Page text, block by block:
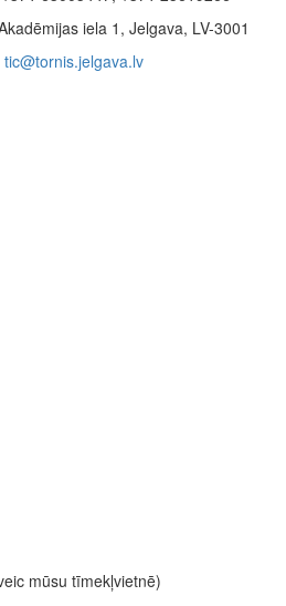
iela 1, Jelgava, LV-3001
tic@tornis.jelgava.lv
mūsu tīmekļvietnē)